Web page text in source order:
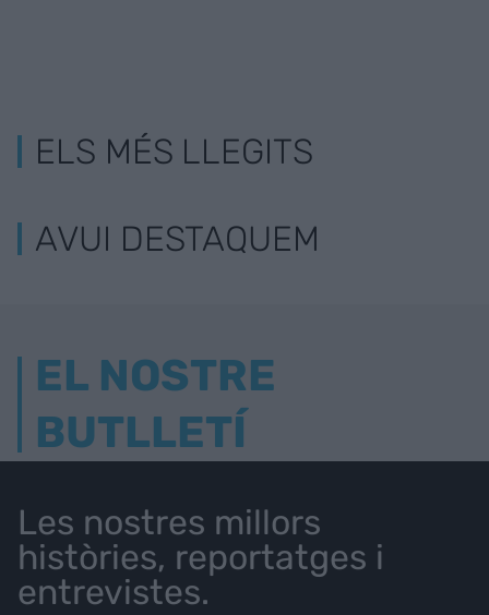
ELS MÉS LLEGITS
AVUI DESTAQUEM
EL NOSTRE
BUTLLETÍ
Les nostres millors
històries, reportatges i
entrevistes.